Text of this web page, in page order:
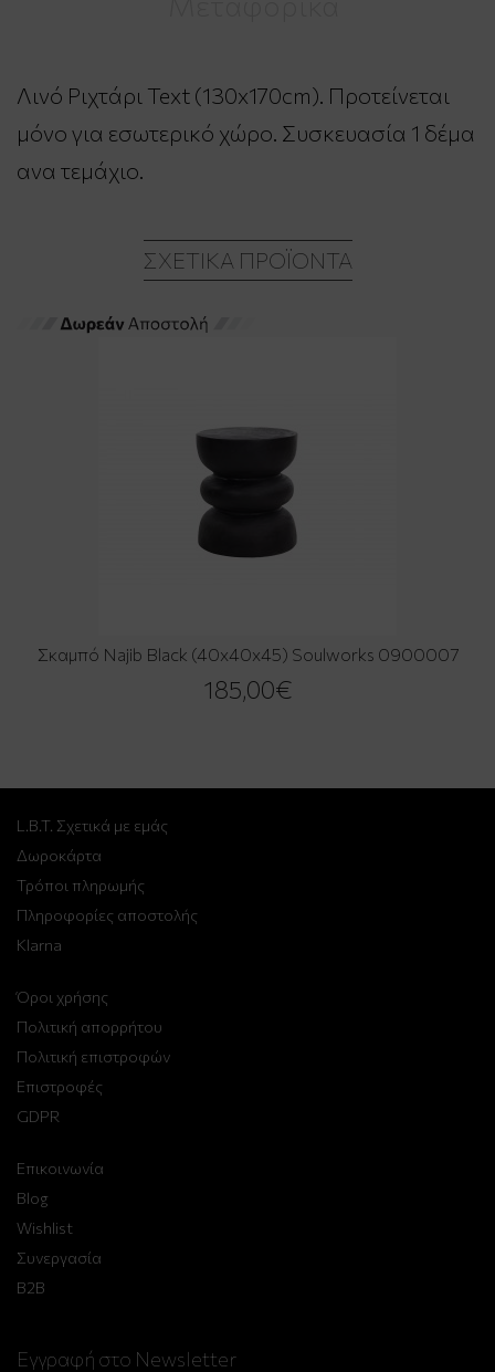
Λινό Ριχτάρι Text (130x170cm). Προτείνεται
μόνο για εσωτερικό χώρο. Συσκευασία 1 δέμα
ανα τεμάχιο.
ΣΧΕΤΙΚΆ ΠΡΟΪΌΝΤΑ
Σκαμπό Najib Black (40x40x45) Soulworks 0900007
185,00€
L.B.T. Σχετικά με εμάς
Δωροκάρτα
Τρόποι πληρωμής
Πληροφορίες αποστολής
Klarna
Όροι χρήσης
Πολιτική απορρήτου
Πολιτική επιστροφών
Επιστροφές
GDPR
Επικοινωνία
Blog
Wishlist
Συνεργασία
B2B
Εγγραφή στο Newsletter